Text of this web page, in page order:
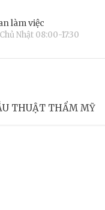
làm việc
Nhật 08:00-17:30
THUẬT THẨM MỸ